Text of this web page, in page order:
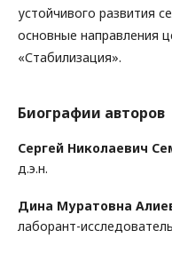
устойчивого развития
основные направления
«Стабилизация».
Биографии авторов
Сергей Николаевич
д.э.н.
Дина Муратовна
лаборант-исследователь